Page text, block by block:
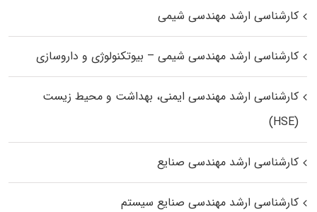
کارشناسی ارشد مهندسی شیمی
کارشناسی ارشد مهندسی شیمی – بیوتکنولوژی و داروسازی
کارشناسی ارشد مهندسی ایمنی، بهداشت و محیط زیست
(HSE)
کارشناسی ارشد مهندسی صنایع
کارشناسی ارشد مهندسی صنایع سیستم